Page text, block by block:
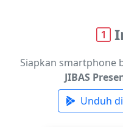
Siapkan smartphone
JIBAS
Unduh